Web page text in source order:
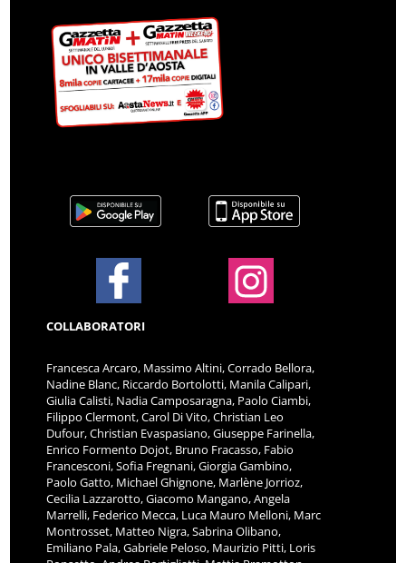
COLLABORATORI
Francesca Arcaro, Massimo Altini, Corrado Bellora,
Nadine Blanc, Riccardo Bortolotti, Manila Calipari,
Giulia Calisti, Nadia Camposaragna, Paolo Ciambi,
Filippo Clermont, Carol Di Vito, Christian Leo
Dufour, Christian Evaspasiano, Giuseppe Farinella,
Enrico Formento Dojot, Bruno Fracasso, Fabio
Francesconi, Sofia Fregnani, Giorgia Gambino,
Paolo Gatto, Michael Ghignone, Marlène Jorrioz,
Cecilia Lazzarotto, Giacomo Mangano, Angela
Marrelli, Federico Mecca, Luca Mauro Melloni, Marc
Montrosset, Matteo Nigra, Sabrina Olibano,
Emiliano Pala, Gabriele Peloso, Maurizio Pitti, Loris